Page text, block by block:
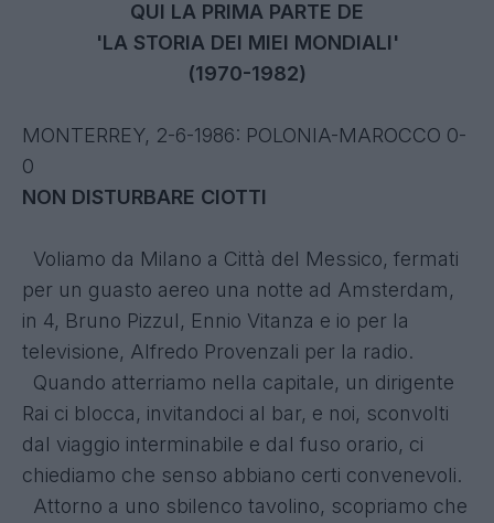
QUI LA PRIMA PARTE DE
'LA STORIA DEI MIEI MONDIALI'
(1970-1982)
MONTERREY, 2-6-1986: POLONIA-MAROCCO 0-
0
NON DISTURBARE CIOTTI
Voliamo da Milano a Città del Messico, fermati
per un guasto aereo una notte ad Amsterdam,
in 4, Bruno Pizzul, Ennio Vitanza e io per la
televisione, Alfredo Provenzali per la radio.
Quando atterriamo nella capitale, un dirigente
Rai ci blocca, invitandoci al bar, e noi, sconvolti
dal viaggio interminabile e dal fuso orario, ci
chiediamo che senso abbiano certi convenevoli.
Attorno a uno sbilenco tavolino, scopriamo che